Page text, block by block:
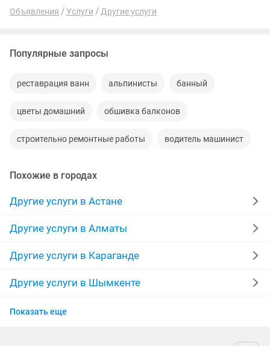
Объявления Услуги Другие услуги
Популярные запросы
реставрация ванн альпинисты банный
цветы домашний обшивка балконов
строительно ремонтные работы водитель машинист
Похожие в городах
Другие услуги в Астане
Другие услуги в Алматы
Другие услуги в Караганде
Другие услуги в Шымкенте
Другие услуги в Усть-Каменогорске
Показать еще